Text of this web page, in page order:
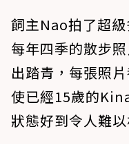
飼主Nao拍了超
每年四季的散步
出踏青，每張照
使已經15歲的
狀態好到令人難